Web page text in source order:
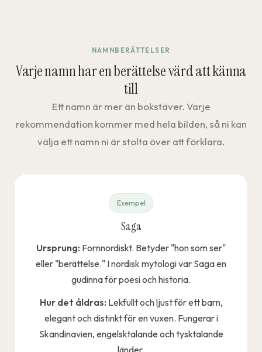
NAMNBERÄTTELSER
Varje namn har en berättelse värd att känna
till
Ett namn är mer än bokstäver. Varje
rekommendation kommer med hela bilden, så ni kan
välja ett namn ni är stolta över att förklara.
Exempel
Saga
Ursprung: Fornnordiskt. Betyder "hon som ser"
eller "berättelse." I nordisk mytologi var Saga en
gudinna för poesi och historia.
Hur det åldras: Lekfullt och ljust för ett barn,
elegant och distinkt för en vuxen. Fungerar i
Skandinavien, engelsktalande och tysktalande
länder.